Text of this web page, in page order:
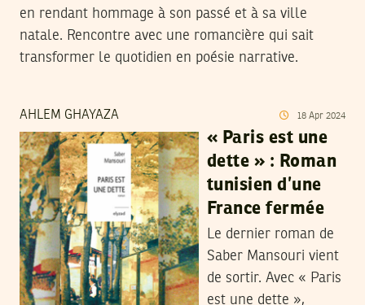
en rendant hommage à son passé et à sa ville
natale. Rencontre avec une romancière qui sait
transformer le quotidien en poésie narrative.
AHLEM GHAYAZA 18 Apr 2024
« Paris est une
dette » : Roman
tunisien d’une
France fermée
Le dernier roman de
Saber Mansouri vient
de sortir. Avec « Paris
est une dette »,